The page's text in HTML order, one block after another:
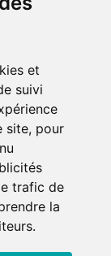
et
suivi
site, pour
trafic de
la
de livraison